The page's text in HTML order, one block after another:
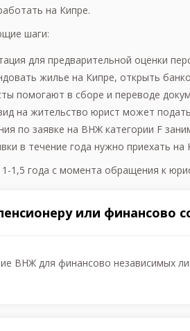
на Кипре.
шаги:
для предварительной оценки
жилье на Кипре, открыть
помогают в сборе и переводе
на жительство юрист может
по заявке на ВНЖ категории F
в течение года нужно приехать
1,5 года с момента обращения к
или финансово
ВНЖ для финансово независимых